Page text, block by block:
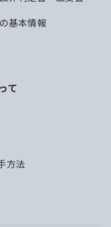
基本情報
て
方法